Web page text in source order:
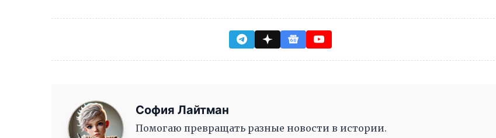
София Лайтман
Помогаю превращать разные новости в истории.